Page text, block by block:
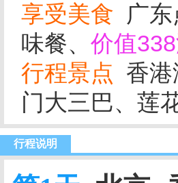
享受美食
广
味餐、 价值
行程景点 香
门大三巴、莲
行程说明